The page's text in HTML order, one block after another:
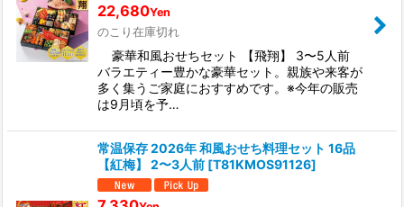
22,680Yen
のこり在庫切れ
豪華和風おせちセット 【飛翔】 3〜5人前
バラエティー豊かな豪華セット。親族や来客が
多く集うご家庭におすすめです。※今年の販売
は9月頃を予…
常温保存 2026年 和風おせち料理セット 16品
【紅梅】 2〜3人前 [T81KMOS91126]